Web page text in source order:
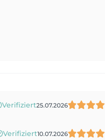
Verifiziert25.07.2026
Verifiziert10.07.2026